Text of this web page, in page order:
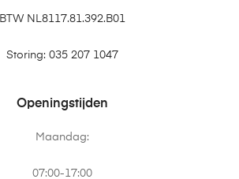
BTW NL8117.81.392.B01
Storing: 035 207 1047
Openingstijden
Maandag:
07:00-17:00